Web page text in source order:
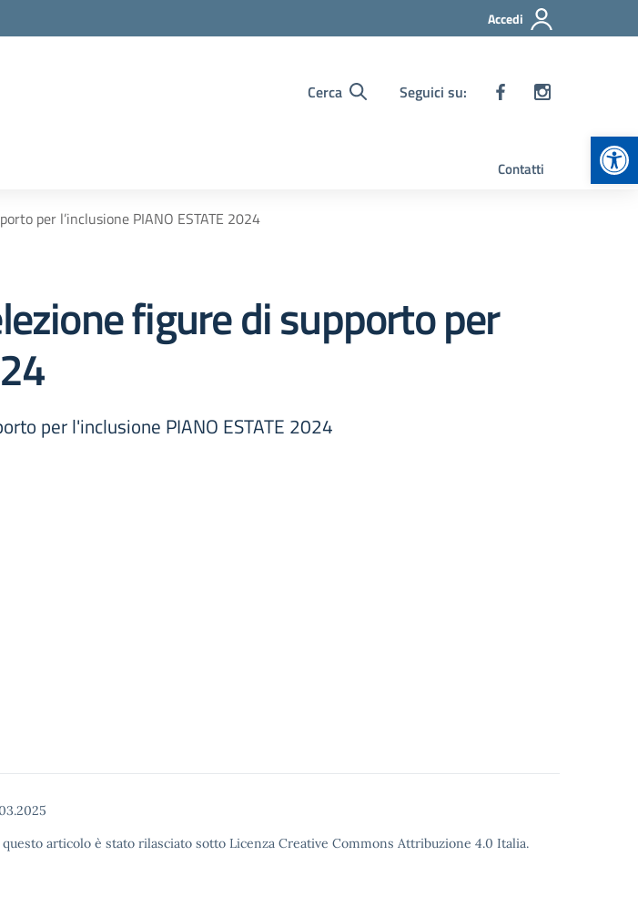
Accedi
Cerca Seguici su:
Contatti
per l’inclusione PIANO ESTATE 2024
figure di supporto per
per l'inclusione PIANO ESTATE 2024
articolo è stato rilasciato sotto Licenza Creative Commons Attribuzione 4.0 Italia.